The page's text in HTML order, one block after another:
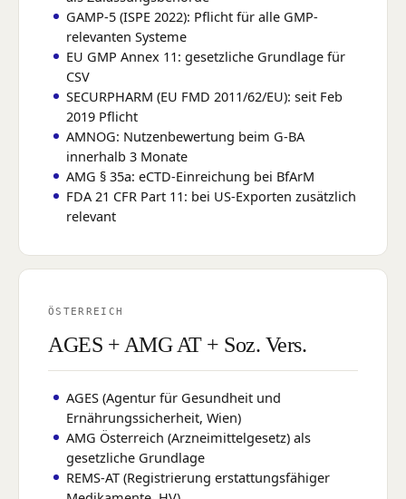
GAMP-5 (ISPE 2022): Pflicht für alle GMP-
relevanten Systeme
EU GMP Annex 11: gesetzliche Grundlage für
CSV
SECURPHARM (EU FMD 2011/62/EU): seit Feb
2019 Pflicht
AMNOG: Nutzenbewertung beim G-BA
innerhalb 3 Monate
AMG § 35a: eCTD-Einreichung bei BfArM
FDA 21 CFR Part 11: bei US-Exporten zusätzlich
relevant
ÖSTERREICH
AGES + AMG AT + Soz. Vers.
AGES (Agentur für Gesundheit und
Ernährungssicherheit, Wien)
AMG Österreich (Arzneimittelgesetz) als
gesetzliche Grundlage
REMS-AT (Registrierung erstattungsfähiger